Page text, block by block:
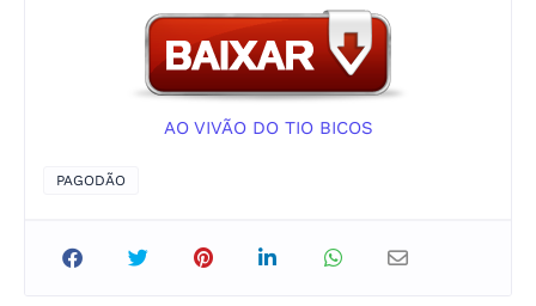
AO VIVÃO DO TIO BICOS
PAGODÃO